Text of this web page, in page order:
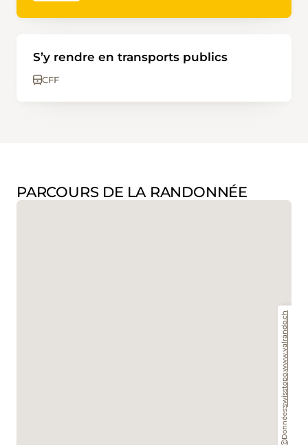
S’y rendre en transports publics
CFF
PARCOURS DE LA RANDONNÉE
Données:
swisstopo
www.valrando.ch